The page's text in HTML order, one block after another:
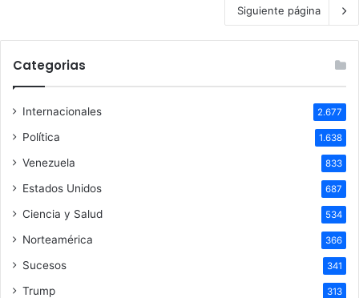
Siguiente página
Categorias
Internacionales 2.677
Política 1.638
Venezuela 833
Estados Unidos 687
Ciencia y Salud 534
Norteamérica 366
Sucesos 341
Trump 313